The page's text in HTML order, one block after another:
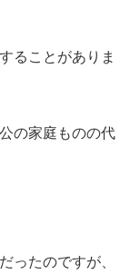
ることがありま
の家庭ものの代
ったのですが、